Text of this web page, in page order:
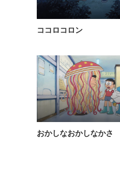
ココロコロン
おかしなおかしなかさ